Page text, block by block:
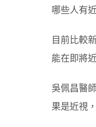
哪些人有
目前比較
能在即將
吳佩昌醫
果是近視